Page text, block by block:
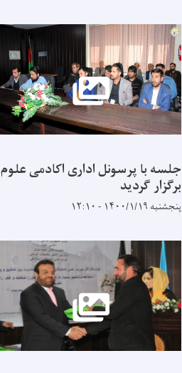
جلسه با پرسونل اداری اکادمی علوم
برگزار گردید
پنجشنبه ۱۴۰۰/۱/۱۹ - ۱۲:۱۰